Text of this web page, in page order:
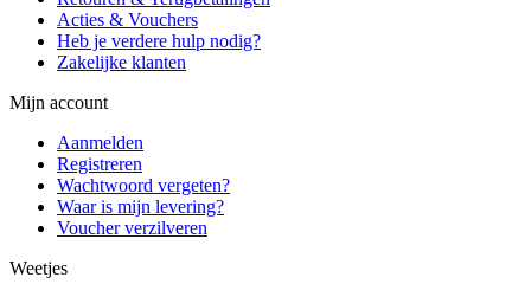
Acties & Vouchers
Heb je verdere hulp nodig?
Zakelijke klanten
Mijn account
Aanmelden
Registreren
Wachtwoord vergeten?
Waar is mijn levering?
Voucher verzilveren
Weetjes